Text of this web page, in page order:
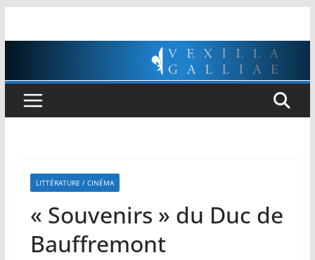
LITTÉRATURE / CINÉMA
« Souvenirs » du Duc de
Bauffremont